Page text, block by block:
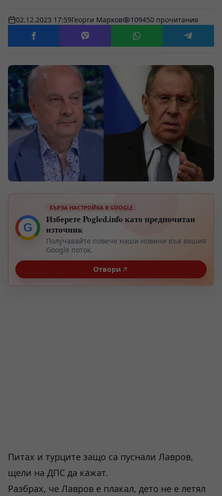
02.12.2023 17:59Георги Марков 109450 прочитания
G
БЪРЗА НАСТРОЙКА В GOOGLE
Изберете Pogled.info като предпочитан
източник
Получавайте повече наши новини във вашия
Google поток.
Отвори
Питах и турците защо са пуснали Лавров,
щели на ДПС да кажат.
Разбрах, че Лавров е плакал, дето не е летял